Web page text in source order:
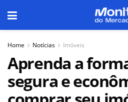
Home Notícias Imóveis
Aprenda a
segura e